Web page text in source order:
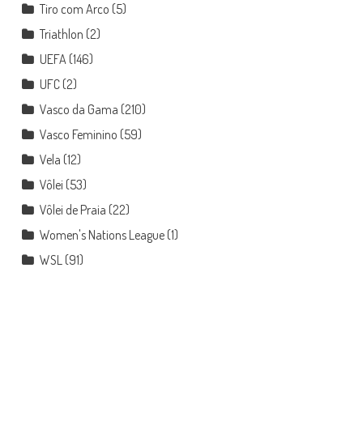
Tiro com Arco (5)
Triathlon (2)
UEFA(146)
UFC(2)
Vasco da Gama (210)
Vasco Feminino (59)
Vela (12)
Vôlei (53)
Vôlei de Praia (22)
Women's Nations League(1)
WSL(91)